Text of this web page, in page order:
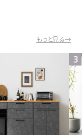
もっと見る→
3